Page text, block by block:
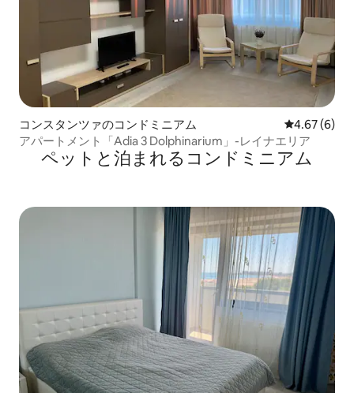
コンスタンツァのコンドミニアム レビュー6
4.67 (6)
アパートメント「Adia 3 Dolphinarium」-レイナエリア
ペットと泊まれるコンドミニアム